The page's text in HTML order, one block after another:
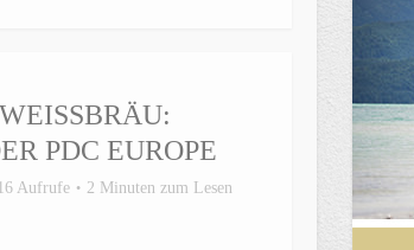
P
PDC EUROPE
Aufrufe 2 Minuten zum Lesen